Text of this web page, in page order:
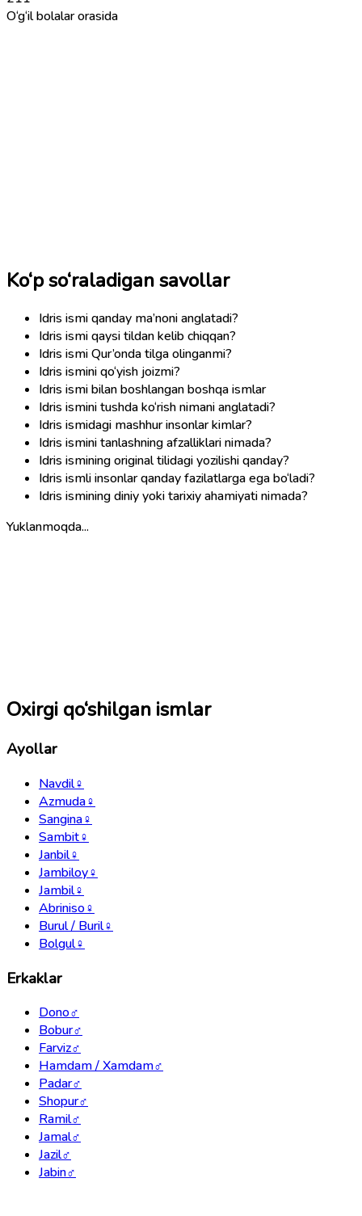
O‘g‘il bolalar orasida
Ko‘p so‘raladigan savollar
Idris ismi qanday ma’noni anglatadi?
Idris ismi qaysi tildan kelib chiqqan?
Idris ismi Qur’onda tilga olinganmi?
Idris ismini qo‘yish joizmi?
Idris ismi bilan boshlangan boshqa ismlar
Idris ismini tushda ko‘rish nimani anglatadi?
Idris ismidagi mashhur insonlar kimlar?
Idris ismini tanlashning afzalliklari nimada?
Idris ismining original tilidagi yozilishi qanday?
Idris ismli insonlar qanday fazilatlarga ega bo‘ladi?
Idris ismining diniy yoki tarixiy ahamiyati nimada?
Yuklanmoqda...
Oxirgi qo‘shilgan ismlar
Ayollar
Navdil♀
Azmuda♀
Sangina♀
Sambit♀
Janbil♀
Jambiloy♀
Jambil♀
Abriniso♀
Burul / Buril♀
Bolgul♀
Erkaklar
Dono♂
Bobur♂
Farviz♂
Hamdam / Xamdam♂
Padar♂
Shopur♂
Ramil♂
Jamal♂
Jazil♂
Jabin♂